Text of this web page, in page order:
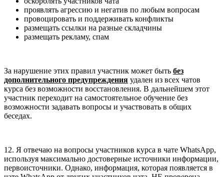
проявлять агрессию и негатив по любым вопросам
провоцировать и поддерживать конфликты
размещать ссылки на разные складчины
размещать рекламу, спам
За нарушение этих правил участник может быть без
дополнительного предупреждения удален из всех чатов
курса без возможности восстановления. В дальнейшем этот
участник переходит на самостоятельное обучение без
возможности задавать вопросы и участвовать в общих
беседах.
12. Я отвечаю на вопросы участников курса в чате WhatsApp,
используя максимально достоверные источники информации,
первоисточники. Однако, информация, которая появляется в